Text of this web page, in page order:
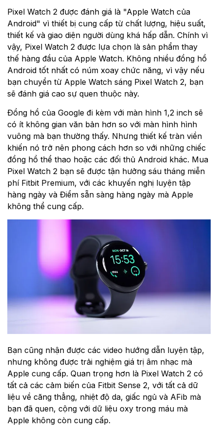
Pixel Watch 2 được đánh giá là "Apple Watch của
Android" vì thiết bị cung cấp từ chất lượng, hiệu suất,
thiết kế và giao diện người dùng khá hấp dẫn. Chính vì
vậy, Pixel Watch 2 được lựa chọn là sản phẩm thay
thế hàng đầu của Apple Watch. Không nhiều đồng hồ
Android tốt nhất có núm xoay chức năng, vì vậy nếu
bạn chuyển từ Apple Watch sáng Pixel Watch 2, bạn
sẽ đánh giá cao sự quen thuộc này.
Đồng hồ của Google đi kèm với màn hình 1,2 inch sẽ
có ít không gian văn bản hơn so với màn hình hình
vuông mà bạn thường thấy. Nhưng thiết kế tràn viền
khiến nó trở nên phong cách hơn so với những chiếc
đồng hồ thể thao hoặc các đối thủ Android khác. Mua
Pixel Watch 2 bạn sẽ được tận hưởng sáu tháng miễn
phí Fitbit Premium, với các khuyến nghị luyện tập
hàng ngày và Điểm sẵn sàng hàng ngày mà Apple
không thể cung cấp.
Bạn cũng nhận được các video hướng dẫn luyện tập,
nhưng không được trải nghiệm giá trị âm nhạc mà
Apple cung cấp. Quan trọng hơn là Pixel Watch 2 có
tất cả các cảm biến của Fitbit Sense 2, với tất cả dữ
liệu về căng thẳng, nhiệt độ da, giấc ngủ và AFib mà
bạn đã quen, cộng với dữ liệu oxy trong máu mà
Apple không còn cung cấp.